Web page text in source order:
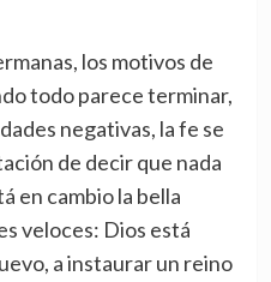
los motivos de
todo parece terminar,
negativas, la fe se
de decir que nada
en cambio la bella
veloces: Dios está
a instaurar un reino